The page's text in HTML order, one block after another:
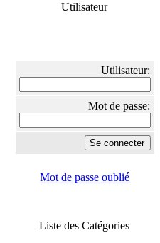
Utilisateur
Utilisateur:
Mot de passe:
Mot de passe oublié
Liste des Catégories